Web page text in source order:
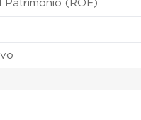
Patrimonio (ROE)